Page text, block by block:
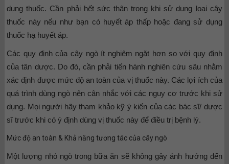
dụng thuốc. Cần phải hết sức thận trọng khi sử dụng loại cây
thuốc này nếu như bạn có huyết áp thấp hoặc đang sử dụng
thuốc hạ huyết áp.
Các quy định của cây ngò ít nghiêm ngặt hơn so với quy định
của tân dược. Do đó, cần phải tiến hành nghiên cứu sâu nhằm
xác định được mức độ an toàn của vị thuốc này. Các lợi ích của
quá trình dùng ngò nên cân nhắc với các nguy cơ trước khi sử
dụng. Mọi người hãy tham khảo kỹ ý kiến của các bác sĩ/ dược
sĩ trước khi có ý định dùng vị thuốc này để điều trị bệnh lý.
Mức độ an toàn & Khả năng tương tác của cây ngò
Một lượng nhỏ ngò trong bữa ăn sẽ không gây ảnh hưởng đến